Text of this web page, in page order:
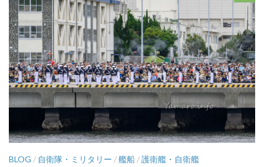
BLOG / 自衛隊・ミリタリー /艦船 /護衛艦・自衛艦